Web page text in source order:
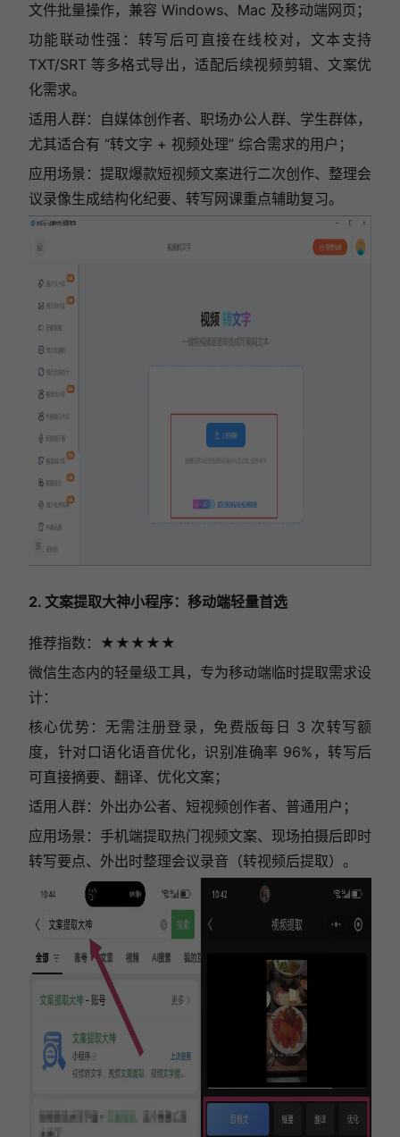
文件批量操作，兼容 Windows、Mac 及移动端网页；
功能联动性强：转写后可直接在线校对，文本支持
TXT/SRT 等多格式导出，适配后续视频剪辑、文案优
化需求。
适用人群：自媒体创作者、职场办公人群、学生群体，
尤其适合有 “转文字 + 视频处理” 综合需求的用户；
应用场景：提取爆款短视频文案进行二次创作、整理会
议录像生成结构化纪要、转写网课重点辅助复习。
2. 文案提取大神小程序：移动端轻量首选
推荐指数：★★★★ ★
微信生态内的轻量级工具，专为移动端临时提取需求设
计：
核心优势：无需注册登录，免费版每日 3 次转写额
度，针对口语化语音优化，识别准确率 96%，转写后
可直接摘要、翻译、优化文案；
适用人群：外出办公者、短视频创作者、普通用户；
应用场景：手机端提取热门视频文案、现场拍摄后即时
转写要点、外出时整理会议录音（转视频后提取）。